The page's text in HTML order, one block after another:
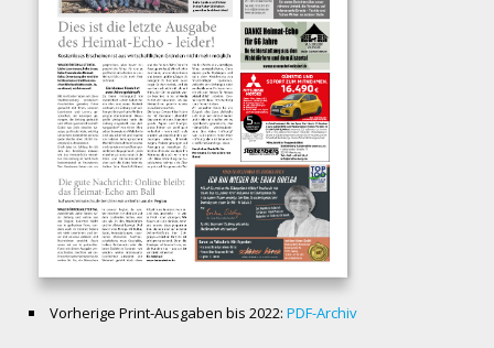
Vorherige Print-Ausgaben bis 2022: PDF-Archiv